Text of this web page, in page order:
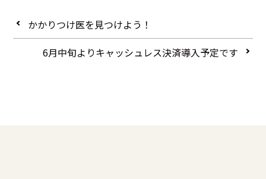
かかりつけ医を見つけよう！
6月中旬よりキャッシュレス決済導入予定です